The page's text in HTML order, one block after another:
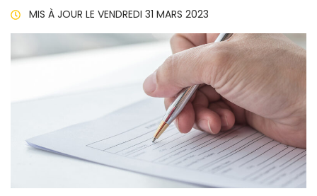
MIS À JOUR LE VENDREDI 31 MARS 2023